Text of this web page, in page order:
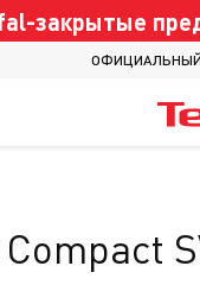
закрытые
ОФИЦИАЛЬНЫЙ